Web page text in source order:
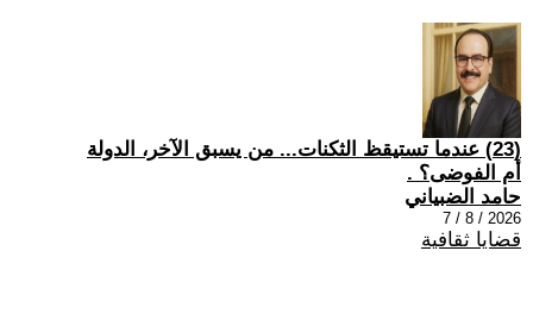
(23) عندما تستيقظ الثكنات... من يسبق الآخر، الدولة
أم الفوضى؟ .
حامد الضبياني
2026 / 8 / 7
قضايا ثقافية